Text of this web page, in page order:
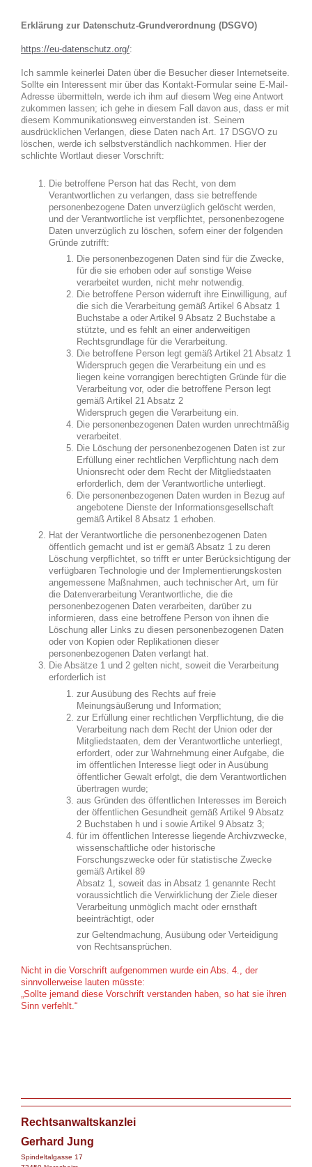
Erklärung zur Datenschutz-Grundverordnung (DSGVO)
https://eu-datenschutz.org/:
Ich sammle keinerlei Daten über die Besucher dieser Internetseite.
Sollte ein Interessent mir über das Kontakt-Formular seine E-Mail-
Adresse übermitteln, werde ich ihm auf diesem Weg eine Antwort
zukommen lassen; ich gehe in diesem Fall davon aus, dass er mit
diesem Kommunikationsweg einverstanden ist. Seinem
ausdrücklichen Verlangen, diese Daten nach Art. 17 DSGVO zu
löschen, werde ich selbstverständlich nachkommen. Hier der
schlichte Wortlaut dieser Vorschrift:
Die betroffene Person hat das Recht, von dem
Verantwortlichen zu verlangen, dass sie betreffende
personenbezogene Daten unverzüglich gelöscht werden,
und der Verantwortliche ist verpflichtet, personenbezogene
Daten unverzüglich zu löschen, sofern einer der folgenden
Gründe zutrifft:
Die personenbezogenen Daten sind für die Zwecke,
für die sie erhoben oder auf sonstige Weise
verarbeitet wurden, nicht mehr notwendig.
Die betroffene Person widerruft ihre Einwilligung, auf
die sich die Verarbeitung gemäß Artikel 6 Absatz 1
Buchstabe a oder Artikel 9 Absatz 2 Buchstabe a
stützte, und es fehlt an einer anderweitigen
Rechtsgrundlage für die Verarbeitung.
Die betroffene Person legt gemäß Artikel 21 Absatz 1
Widerspruch gegen die Verarbeitung ein und es
liegen keine vorrangigen berechtigten Gründe für die
Verarbeitung vor, oder die betroffene Person legt
gemäß Artikel 21 Absatz 2
Widerspruch gegen die Verarbeitung ein.
Die personenbezogenen Daten wurden unrechtmäßig
verarbeitet.
Die Löschung der personenbezogenen Daten ist zur
Erfüllung einer rechtlichen Verpflichtung nach dem
Unionsrecht oder dem Recht der Mitgliedstaaten
erforderlich, dem der Verantwortliche unterliegt.
Die personenbezogenen Daten wurden in Bezug auf
angebotene Dienste der Informationsgesellschaft
gemäß Artikel 8 Absatz 1 erhoben.
Hat der Verantwortliche die personenbezogenen Daten
öffentlich gemacht und ist er gemäß Absatz 1 zu deren
Löschung verpflichtet, so trifft er unter Berücksichtigung der
verfügbaren Technologie und der Implementierungskosten
angemessene Maßnahmen, auch technischer Art, um für
die Datenverarbeitung Verantwortliche, die die
personenbezogenen Daten verarbeiten, darüber zu
informieren, dass eine betroffene Person von ihnen die
Löschung aller Links zu diesen personenbezogenen Daten
oder von Kopien oder Replikationen dieser
personenbezogenen Daten verlangt hat.
Die Absätze 1 und 2 gelten nicht, soweit die Verarbeitung
erforderlich ist
zur Ausübung des Rechts auf freie
Meinungsäußerung und Information;
zur Erfüllung einer rechtlichen Verpflichtung, die die
Verarbeitung nach dem Recht der Union oder der
Mitgliedstaaten, dem der Verantwortliche unterliegt,
erfordert, oder zur Wahrnehmung einer Aufgabe, die
im öffentlichen Interesse liegt oder in Ausübung
öffentlicher Gewalt erfolgt, die dem Verantwortlichen
übertragen wurde;
aus Gründen des öffentlichen Interesses im Bereich
der öffentlichen Gesundheit gemäß Artikel 9 Absatz
2 Buchstaben h und i sowie Artikel 9 Absatz 3;
für im öffentlichen Interesse liegende Archivzwecke,
wissenschaftliche oder historische
Forschungszwecke oder für statistische Zwecke
gemäß Artikel 89
Absatz 1, soweit das in Absatz 1 genannte Recht
voraussichtlich die Verwirklichung der Ziele dieser
Verarbeitung unmöglich macht oder ernsthaft
beeinträchtigt, oder
zur Geltendmachung, Ausübung oder Verteidigung
von Rechtsansprüchen.
Nicht in die Vorschrift aufgenommen wurde ein Abs. 4., der
sinnvollerweise lauten müsste:
„Sollte jemand diese Vorschrift verstanden haben, so hat sie ihren
Sinn verfehlt.“
Rechtsanwaltskanzlei
Gerhard Jung
Spindeltalgasse 17